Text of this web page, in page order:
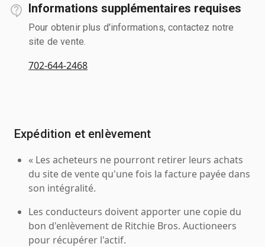
Informations supplémentaires requises
Pour obtenir plus d'informations, contactez notre
site de vente.
702-644-2468
Expédition et enlèvement
« Les acheteurs ne pourront retirer leurs achats
du site de vente qu'une fois la facture payée dans
son intégralité.
Les conducteurs doivent apporter une copie du
bon d'enlèvement de Ritchie Bros. Auctioneers
pour récupérer l'actif.